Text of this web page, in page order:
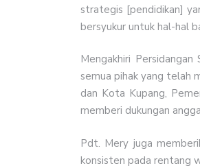
strategis [pendidikan]
bersyukur untuk hal-hal
Mengakhiri
semua pihak yang telah
dan Kota Kupang,
memberi dukungan
Pdt. Mery juga
konsisten pada rentang